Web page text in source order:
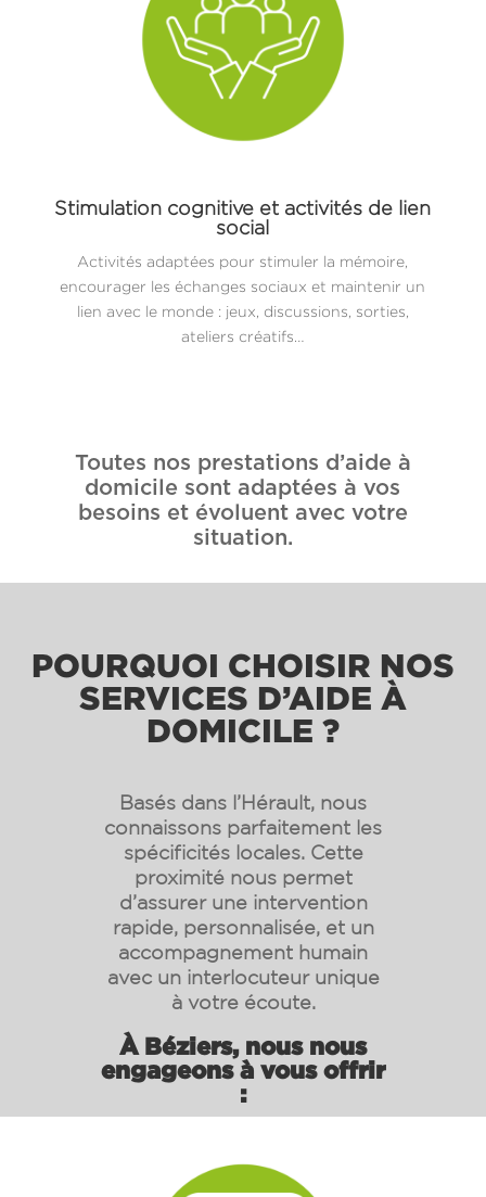
Stimulation cognitive et activités de lien
social
Activités adaptées pour stimuler la mémoire,
encourager les échanges sociaux et maintenir un
lien avec le monde : jeux, discussions, sorties,
ateliers créatifs…
Toutes nos prestations d’aide à
domicile sont adaptées à vos
besoins et évoluent avec votre
situation.
POURQUOI CHOISIR NOS
SERVICES D’AIDE À
DOMICILE ?
Basés dans l’Hérault, nous
connaissons parfaitement les
spécificités locales. Cette
proximité nous permet
d’assurer une intervention
rapide, personnalisée, et un
accompagnement humain
avec un interlocuteur unique
à votre écoute.
À Béziers, nous nous
engageons à vous offrir
: